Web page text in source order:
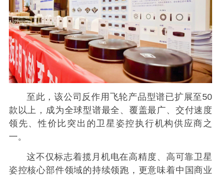
至此，该公司反作用飞轮产品型谱已扩展至50
款以上，成为全球型谱最全、覆盖最广、交付速度
领先、性价比突出的卫星姿控执行机构供应商之
一。
这不仅标志着揽月机电在高精度、高可靠卫星
姿控核心部件领域的持续领跑，更意味着中国商业